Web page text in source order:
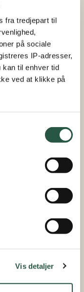
fra tredjepart til
på sociale
IP-adresser,
kan til enhver tid
ved at klikke på
Vis detaljer
de seneste
i offentlige og